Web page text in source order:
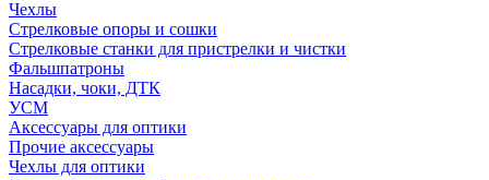
Чехлы
Стрелковые опоры и сошки
Стрелковые станки для пристрелки и чистки
Фальшпатроны
Насадки, чоки, ДТК
УСМ
Аксессуары для оптики
Прочие аксессуары
Чехлы для оптики